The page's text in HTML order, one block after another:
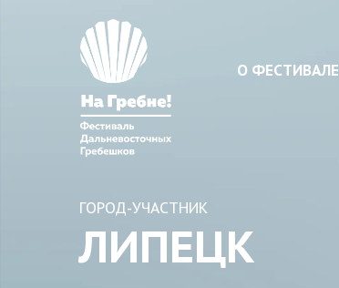
О ФЕСТИВАЛЕ
ГОРОД-УЧАСТНИК
ЛИПЕЦК